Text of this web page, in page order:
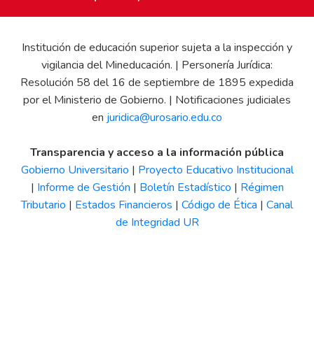
Institución de educación superior sujeta a la inspección y
vigilancia del Mineducación. | Personería Jurídica:
Resolución 58 del 16 de septiembre de 1895 expedida
por el Ministerio de Gobierno. | Notificaciones judiciales
en juridica@urosario.edu.co
Transparencia y acceso a la información pública
Gobierno Universitario | Proyecto Educativo Institucional
| Informe de Gestión | Boletín Estadístico | Régimen
Tributario | Estados Financieros | Código de Ética | Canal
de Integridad UR